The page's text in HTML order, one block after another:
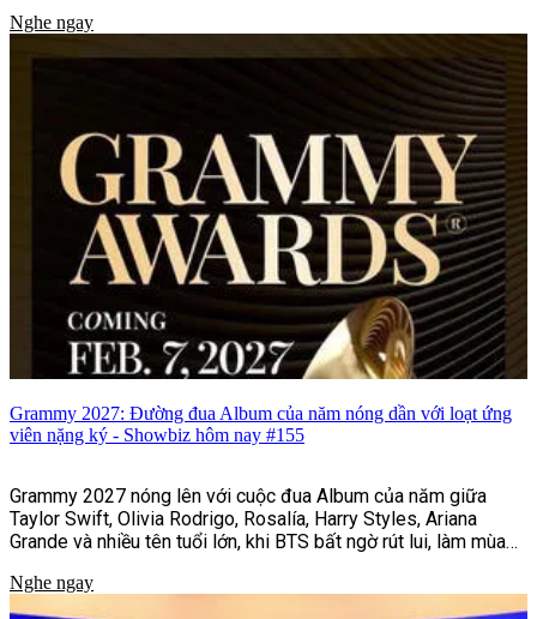
Nghe ngay
Grammy 2027: Đường đua Album của năm nóng dần với loạt ứng
viên nặng ký - Showbiz hôm nay #155
Grammy 2027 nóng lên với cuộc đua Album của năm giữa
Taylor Swift, Olivia Rodrigo, Rosalía, Harry Styles, Ariana
Grande và nhiều tên tuổi lớn, khi BTS bất ngờ rút lui, làm mùa
Nghe ngay